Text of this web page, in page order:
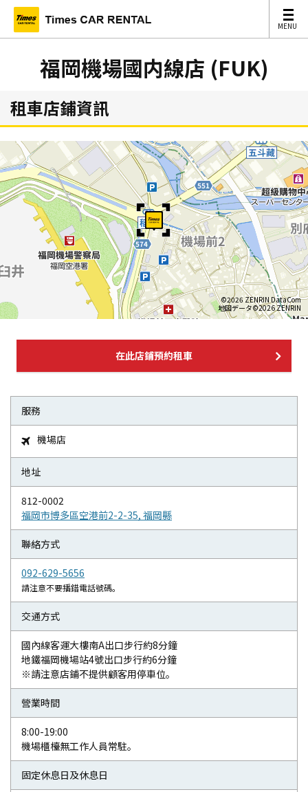
MENU
MENU
福岡機場國内線店 (FUK)
租車店鋪資訊
©2026 ZENRIN DataCom
地図データ©2026 ZENRIN
在此店鋪預約租車
服務
 機場店
地址
812-0002
福岡市博多區空港前2-2-35, 福岡縣
聯絡方式
092-629-5656
請注意不要播錯電話號碼。
交通方式
國內線客運大樓南A出口步行約8分鐘
地鐵福岡機場站4號出口步行約6分鐘
※請注意店鋪不提供顧客用停車位。
營業時間
8:00-19:00
機場櫃檯無工作人員常駐。
固定休息日及休息日